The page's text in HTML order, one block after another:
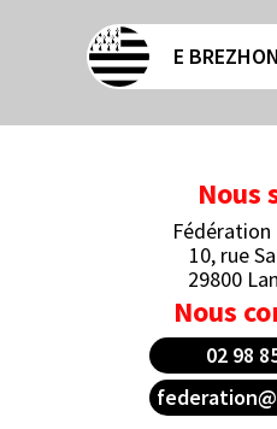
E
Nous
Fédération
10, rue
29800
Nous
02 98